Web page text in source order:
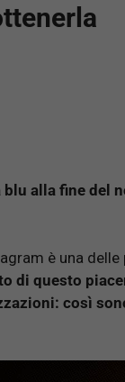
alla fine del
è una
di questo
così